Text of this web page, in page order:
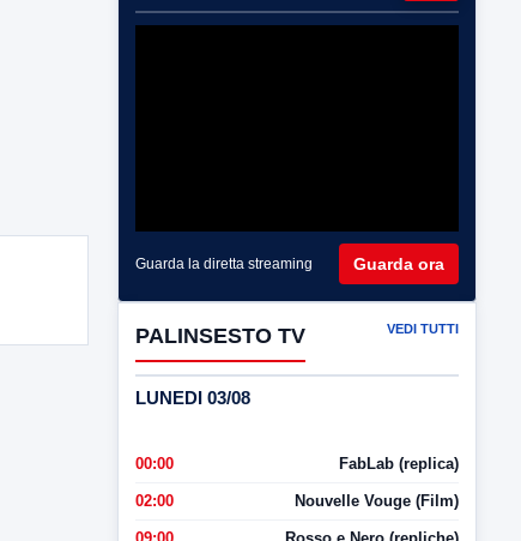
Guarda la diretta streaming Guarda ora
PALINSESTO TV VEDI TUTTI
LUNEDI 03/08
00:00 FabLab (replica)
02:00 Nouvelle Vouge (Film)